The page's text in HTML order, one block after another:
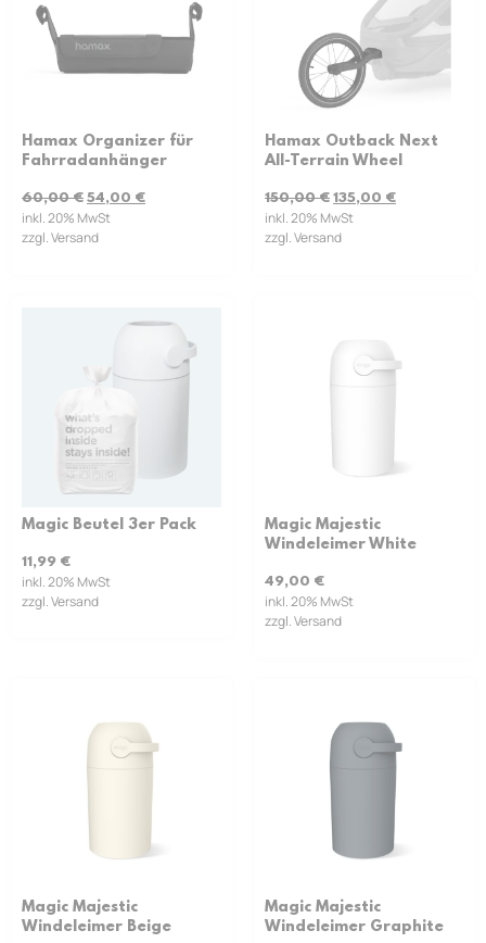
Hamax Organizer für
Fahrradanhänger
60,00€ 54,00 €
inkl. 20% MwSt
zzgl. Versand
Hamax Outback Next
All-Terrain Wheel
150,00€ 135,00 €
inkl. 20% MwSt
zzgl. Versand
Magic Beutel 3er Pack
11,99 €
inkl. 20% MwSt
zzgl. Versand
Magic Majestic
Windeleimer White
49,00 €
inkl. 20% MwSt
zzgl. Versand
Magic Majestic
Windeleimer Beige
Magic Majestic
Windeleimer Graphite